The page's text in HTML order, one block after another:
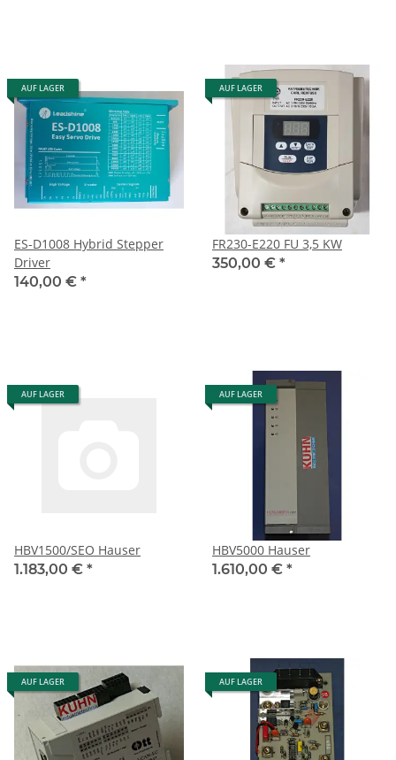
AUF LAGER
ES-D1008 Hybrid Stepper
Driver
140,00 € *
AUF LAGER
FR230-E220 FU 3,5 KW
350,00 € *
AUF LAGER
HBV1500/SEO Hauser
1.183,00 € *
AUF LAGER
HBV5000 Hauser
1.610,00 € *
AUF LAGER AUF LAGER